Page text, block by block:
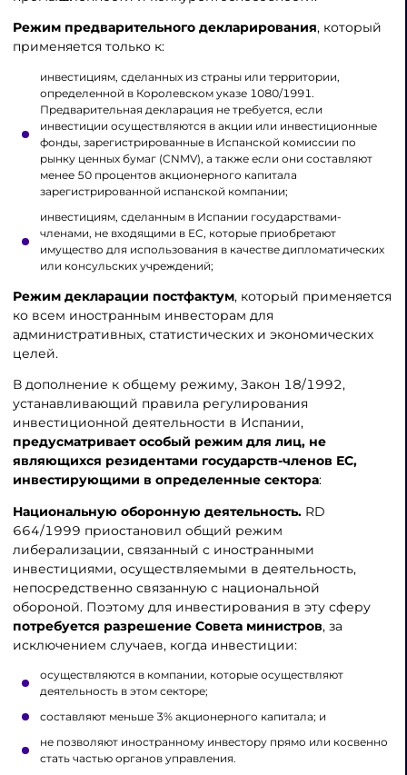
Режим предварительного декларирования, который
применяется только к:
инвестициям, сделанных из страны или территории,
определенной в Королевском указе 1080/1991.
Предварительная декларация не требуется, если
инвестиции осуществляются в акции или инвестиционные
фонды, зарегистрированные в Испанской комиссии по
рынку ценных бумаг (CNMV), а также если они составляют
менее 50 процентов акционерного капитала
зарегистрированной испанской компании;
инвестициям, сделанным в Испании государствами-
членами, не входящими в ЕС, которые приобретают
имущество для использования в качестве дипломатических
или консульских учреждений;
Режим декларации постфактум, который применяется
ко всем иностранным инвесторам для
административных, статистических и экономических
целей.
В дополнение к общему режиму, Закон 18/1992,
устанавливающий правила регулирования
инвестиционной деятельности в Испании,
предусматривает особый режим для лиц, не
являющихся резидентами государств-членов ЕС,
инвестирующими в определенные сектора:
Национальную оборонную деятельность.RD
664/1999 приостановил общий режим
либерализации, связанный с иностранными
инвестициями, осуществляемыми в деятельность,
непосредственно связанную с национальной
обороной. Поэтому для инвестирования в эту сферу
потребуется разрешение Совета министров, за
исключением случаев, когда инвестиции:
осуществляются в компании, которые осуществляют
деятельность в этом секторе;
составляют меньше 3% акционерного капитала; и
не позволяют иностранному инвестору прямо или косвенно
стать частью органов управления.